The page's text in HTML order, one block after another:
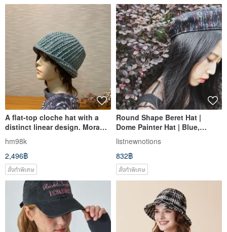
A flat-top cloche hat with a
distinct linear design. Morandi
blue + green. Suitable for all
seasons. Perfect for casual
strolls.
hm98k
2,496฿
สั่งทำพิเศษ
Round Shape Beret Hat |
Dome Painter Hat | Blue,
White, Orange and Red
Stripes and Black Mesh
listnewnotions
832฿
สั่งทำพิเศษ